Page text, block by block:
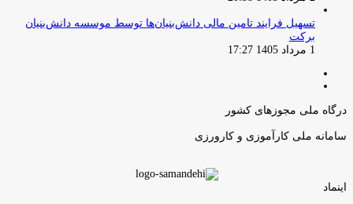
تسهیل فرایند تامین مالی دانش‌بنیان‌ها توسط موسسه دانش‌بنیان
برکت
1 مرداد 1405 17:27
درگاه ملی مجوزهای کشور
سامانه ملی کارآموزی و کارورزی
اینماد